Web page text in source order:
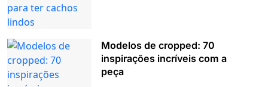
Modelos de cropped: 70
inspirações incríveis com a
peça